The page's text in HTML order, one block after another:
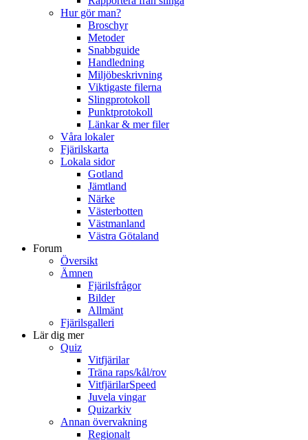
Hur gör man?
Broschyr
Metoder
Snabbguide
Handledning
Miljöbeskrivning
Viktigaste filerna
Slingprotokoll
Punktprotokoll
Länkar & mer filer
Våra lokaler
Fjärilskarta
Lokala sidor
Gotland
Jämtland
Närke
Västerbotten
Västmanland
Västra Götaland
Forum
Översikt
Ämnen
Fjärilsfrågor
Bilder
Allmänt
Fjärilsgalleri
Lär dig mer
Quiz
Vitfjärilar
Träna raps/kål/rov
VitfjärilarSpeed
Juvela vingar
Quizarkiv
Annan övervakning
Regionalt